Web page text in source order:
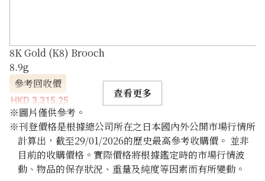
8K Gold (K8) Brooch
8.9g
參考回收價
HKD 3,315.25
查看更多
※圖片僅供參考。
※刊登價格是根據總公司所在之日本國內外公開市場行情所
計算出，截至29/01/2026的歷史最高參考收購價。 並非
目前的收購價格。實際價格將根據鑑定時的市場行情波
動、物品的保存狀況、重量及純度等因素而有所變動。